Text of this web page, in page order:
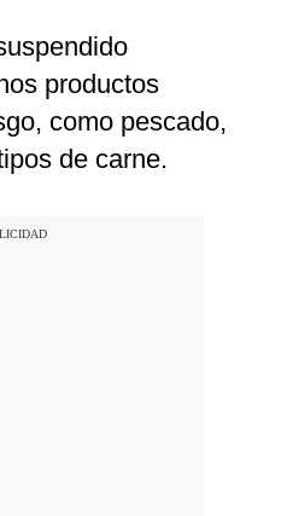
productos
como pescado,
de carne.